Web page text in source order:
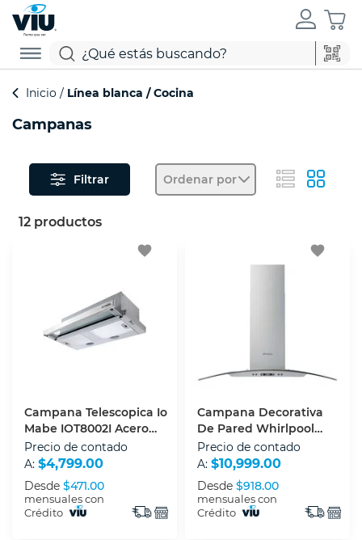
Inicio Línea blanca Cocina
Campanas
Filtrar Ordenar por
12 productos
favorite
Campana Telescopica Io
Mabe IOT8002I Acero
Inoxidable
Precio de contado
A: $4,799.00
Desde $471.00
mensuales con
Crédito
favorite
Campana Decorativa
De Pared Whirlpool
WHW9910S 90 Cm
Acero Inoxidable Con
Precio de contado
A: $10,999.00
Desde $918.00
mensuales con
Crédito